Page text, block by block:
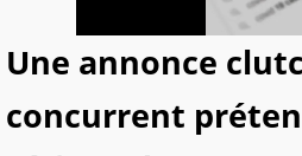
Une annonce
concurrent